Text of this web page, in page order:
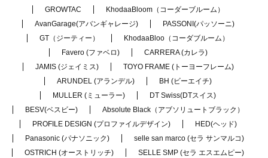
GROWTAC
KhodaaBloom（コーダーブルーム）
AvanGarage(アバンギャレージ)
PASSONI(パッソーニ)
GT（ジーティー）
KhodaaBloo（コーダブルーム）
Favero (ファベロ)
CARRERA (カレラ)
JAMIS (ジェイミス)
TOYO FRAME (トーヨーフレーム)
ARUNDEL (アランデル)
BH (ビーエイチ)
MULLER (ミューラー)
DT Swiss(DTスイス)
BESV(ベスビー)
Absolute Black（アブソリュートブラック）
PROFILE DESIGN (プロファイルデザイン)
HED(ヘッド)
Panasonic (パナソニック)
selle san marco (セラ サンマルコ)
OSTRICH (オーストリッチ)
SELLE SMP (セラ エスエムピー)